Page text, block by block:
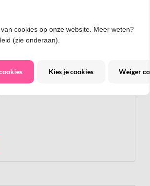
86 cm
rietje
cookies op onze website. Meer weten?
(zie onderaan).
Kies je cookies Weiger